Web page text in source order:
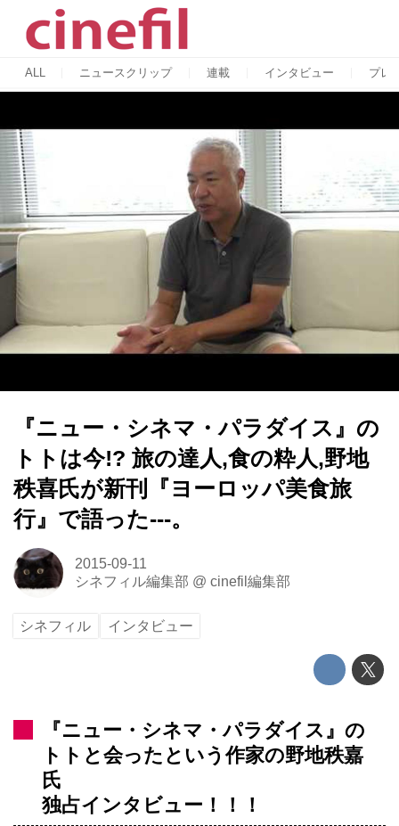
ALL ニュースクリップ 連載 インタビュー プレ
『ニュー・シネマ・パラダイス』の
トトは今!? 旅の達人,食の粋人,野地
秩喜氏が新刊『ヨーロッパ美食旅
行』で語った---。
2015-09-11
シネフィル編集部 @ cinefil編集部
シネフィル インタビュー
『ニュー・シネマ・パラダイス』の
トトと会ったという作家の野地秩嘉
氏
独占インタビュー！！！